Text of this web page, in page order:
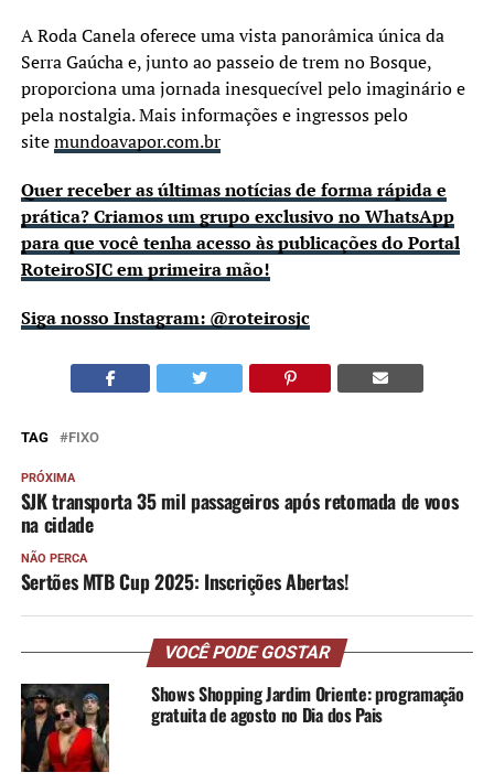
A Roda Canela oferece uma vista panorâmica única da
Serra Gaúcha e, junto ao passeio de trem no Bosque,
proporciona uma jornada inesquecível pelo imaginário e
pela nostalgia. Mais informações e ingressos pelo
sitemundoavapor.com.br
Quer receber as últimas notícias de forma rápida e
prática? Criamos um grupo exclusivo no WhatsApp
para que você tenha acesso às publicações do Portal
RoteiroSJC em primeira mão!
Siga nosso Instagram: @roteirosjc
TAG FIXO
PRÓXIMA
SJK transporta 35 mil passageiros após retomada de voos
na cidade
NÃO PERCA
Sertões MTB Cup 2025: Inscrições Abertas!
VOCÊ PODE GOSTAR
Shows Shopping Jardim Oriente: programação
gratuita de agosto no Dia dos Pais